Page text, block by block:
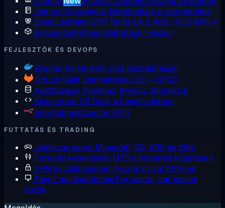
Jupyter Notebooks Notebookok a szervereden
Deep Learning GPU Taníts L4, L40S, H100 GPU-n
Anaconda Python adat-stack, készen
FEJLESZTŐK ÉS DEVOPS
Docker Konténerek root hozzáféréssel
GitLab Saját üzemeltetésű Git + CI/CD
Adatbázisok Postgres, MySQL, MongoDB
Kódszerver VS Code a böngésződben
n8n Automatizációk 24/7
FUTTATÁS ÉS TRADING
Játékszerverek Minecraft, CS, ARK és több
Forex és kereskedés MT5 a brókered közelében
VPN és adatvédelem A saját privát VPN-ed
Távoli munkaállomás Egy asztal, ami sosem
alszik